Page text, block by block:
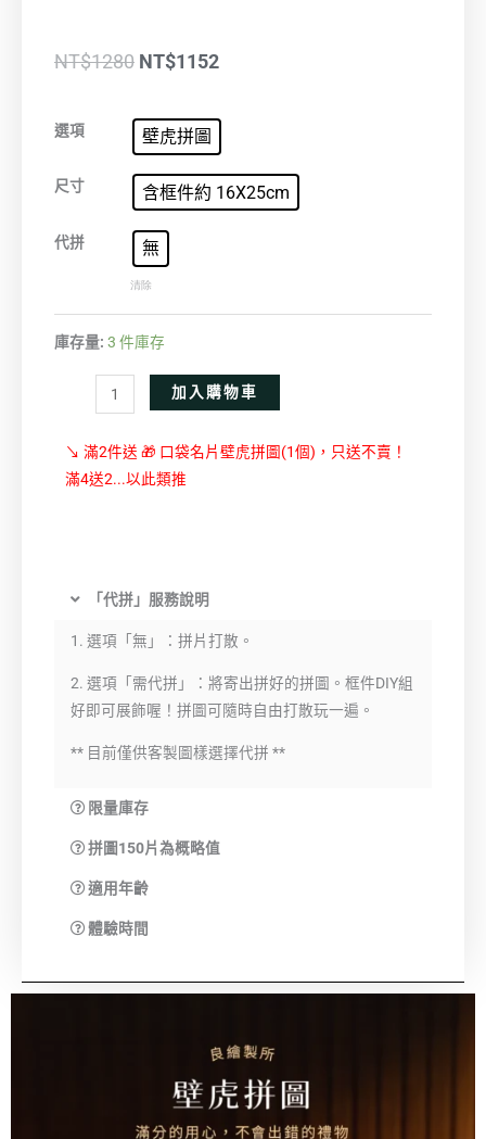
NT$1280 原
價
NT$1280。
NT$1152目
NT$1152。
選項 壁虎拼圖
尺寸 含框件約 16X25cm
代拼 無
清除
庫存量: 3 件庫存
琉
悠
數
加入購物車
↘ 滿2件送 🎁 口袋名片壁虎拼圖(1個)，只送不賣！
滿4送2...以此類推
「代拼」服務說明
1. 選項「無」：拼片打散。
2. 選項「需代拼」：將寄出拼好的拼圖。框件DIY組
好即可展飾喔！拼圖可隨時自由打散玩一遍。
** 目前僅供客製圖樣選擇代拼 **
限量庫存
拼圖150片為概略值
適用年齡
體驗時間